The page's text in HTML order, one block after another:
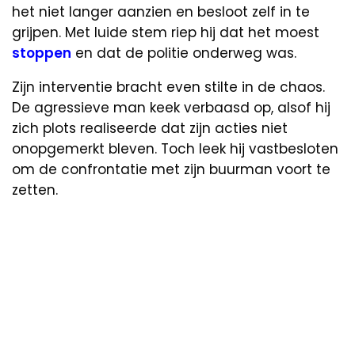
het niet langer aanzien en besloot zelf in te
grijpen. Met luide stem riep hij dat het moest
stoppen en dat de politie onderweg was.
Zijn interventie bracht even stilte in de chaos.
De agressieve man keek verbaasd op, alsof hij
zich plots realiseerde dat zijn acties niet
onopgemerkt bleven. Toch leek hij vastbesloten
om de confrontatie met zijn buurman voort te
zetten.